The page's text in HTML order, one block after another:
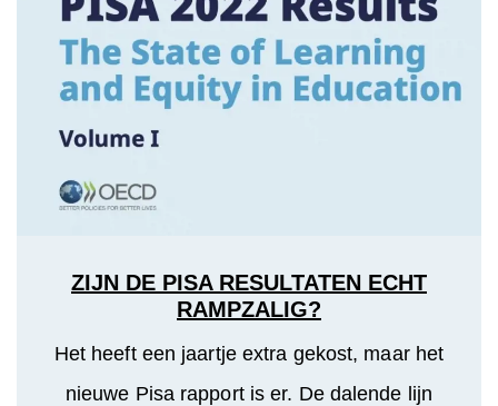
ZIJN DE PISA RESULTATEN ECHT
RAMPZALIG?
Het heeft een jaartje extra gekost, maar het
nieuwe Pisa rapport is er. De dalende lijn